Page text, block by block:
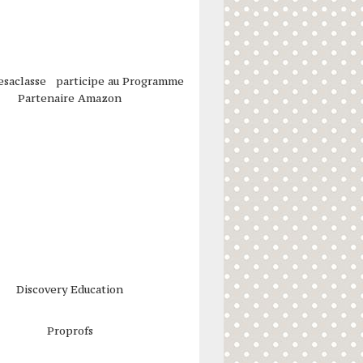
participe au Programme
Partenaire Amazon
Discovery Education
Proprofs